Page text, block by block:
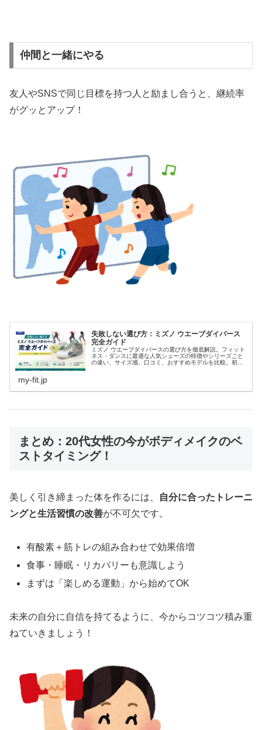
仲間と一緒にやる
友人やSNSで同じ目標を持つ人と励まし合うと、継続率
がグッとアップ！
失敗しない選び方：ミズノ ウエーブダイバース
完全ガイド
ミズノ ウエーブダイバースの選び方を徹底解説。フィット
ネス・ダンスに最適な人気シューズの特徴やシリーズごと
の違い、サイズ感、口コミ、おすすめモデルを比較。初心
my-fit.jp
まとめ：20代女性の今がボディメイクのベ
ストタイミング！
美しく引き締まった体を作るには、
自分に合ったトレーニ
ングと生活習慣の改善が不可欠です。
有酸素＋筋トレの組み合わせで効果倍増
食事・睡眠・リカバリーも意識しよう
まずは「楽しめる運動」から始めてOK
未来の自分に自信を持てるように、今からコツコツ積み重
ねていきましょう！